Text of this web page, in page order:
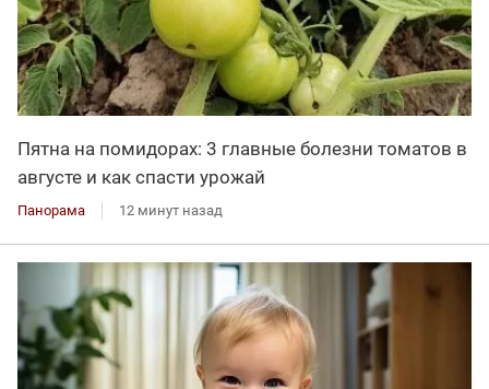
Пятна на помидорах: 3 главные болезни томатов в
августе и как спасти урожай
Панорама 12 минут назад